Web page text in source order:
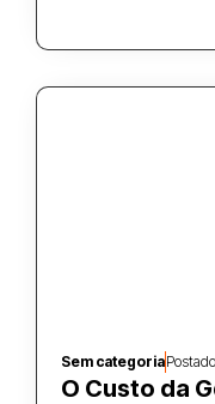
Sem categoria
O Custo da